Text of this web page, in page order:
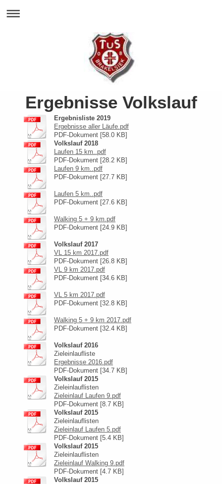
Ergebnisse Volkslauf
Ergebnisliste 2019
Ergebnisse aller Läufe.pdf
PDF-Dokument [58.0 KB]
Volkslauf 2018
Laufen 15 km..pdf
PDF-Dokument [28.2 KB]
Laufen 9 km..pdf
PDF-Dokument [27.7 KB]
Laufen 5 km..pdf
PDF-Dokument [27.6 KB]
Walking 5 + 9 km.pdf
PDF-Dokument [24.9 KB]
Volkslauf 2017
VL 15 km 2017.pdf
PDF-Dokument [26.8 KB]
VL 9 km 2017.pdf
PDF-Dokument [34.6 KB]
VL 5 km 2017.pdf
PDF-Dokument [32.8 KB]
Walking 5 + 9 km 2017.pdf
PDF-Dokument [32.4 KB]
Volkslauf 2016
Zieleinlaufliste
Ergebnisse 2016.pdf
PDF-Dokument [34.7 KB]
Volkslauf 2015
Zieleinlauflisten
Zieleinlauf Laufen 9.pdf
PDF-Dokument [8.7 KB]
Volkslauf 2015
Zieleinlauflisten
Zieleinlauf Laufen 5.pdf
PDF-Dokument [5.4 KB]
Volkslauf 2015
Zieleinlauflisten
Zieleinlauf Walking 9.pdf
PDF-Dokument [4.7 KB]
Volkslauf 2015